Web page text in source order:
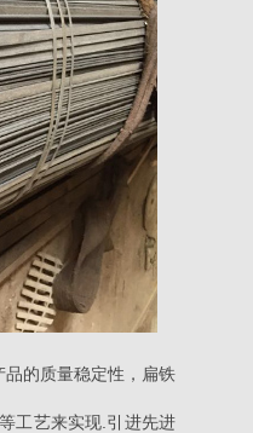
的质量稳定性，扁铁
工艺来实现.引进先进